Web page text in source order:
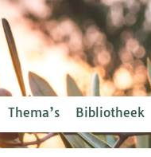
Thema’s Bibliotheek